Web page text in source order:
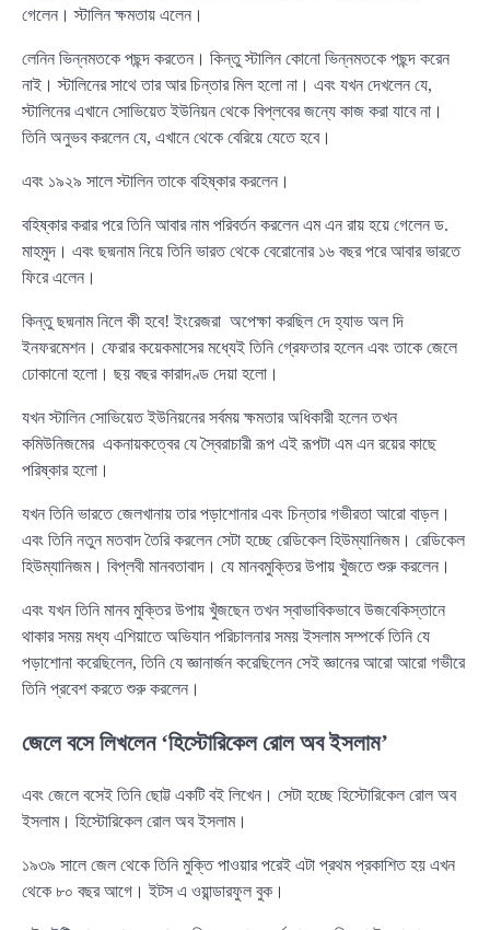
গেলেন। স্টালিন ক্ষমতায় এলেন।
লেনিন ভিন্নমতকে পছন্দ করতেন। কিন্তু স্টালিন কোনো ভিন্নমতকে পছন্দ করেন
নাই। স্টালিনের সাথে তার আর চিন্তার মিল হলো না। এবং যখন দেখলেন যে,
স্টালিনের এখানে সোভিয়েত ইউনিয়ন থেকে বিপ্লবের জন্যে কাজ করা যাবে না।
তিনি অনুভব করলেন যে, এখানে থেকে বেরিয়ে যেতে হবে।
এবং ১৯২৯ সালে স্টালিন তাকে বহিষ্কার করলেন।
বহিষ্কার করার পরে তিনি আবার নাম পরিবর্তন করলেন এম এন রায় হয়ে গেলেন ড.
মাহমুদ। এবং ছদ্মনাম নিয়ে তিনি ভারত থেকে বেরোনোর ১৬ বছর পরে আবার ভারতে
ফিরে এলেন।
কিন্তু ছদ্মনাম নিলে কী হবে! ইংরেজরা অপেক্ষা করছিল দে হ্যাভ অল দি
ইনফরমেশন। ফেরার কয়েকমাসের মধ্যেই তিনি গ্রেফতার হলেন এবং তাকে জেলে
ঢোকানো হলো। ছয় বছর কারাদণ্ড দেয়া হলো।
যখন স্টালিন সোভিয়েত ইউনিয়নের সর্বময় ক্ষমতার অধিকারী হলেন তখন
কমিউনিজমের একনায়কত্বের যে স্বৈরাচারী রূপ এই রূপটা এম এন রয়ের কাছে
পরিষ্কার হলো।
যখন তিনি ভারতে জেলখানায় তার পড়াশোনার এবং চিন্তার গভীরতা আরো বাড়ল।
এবং তিনি নতুন মতবাদ তৈরি করলেন সেটা হচ্ছে রেডিকেল হিউম্যানিজম। রেডিকেল
হিউম্যানিজম। বিপ্লবী মানবতাবাদ। যে মানবমুক্তির উপায় খুঁজতে শুরু করলেন।
এবং যখন তিনি মানব মুক্তির উপায় খুঁজছেন তখন স্বাভাবিকভাবে উজবেকিস্তানে
থাকার সময় মধ্য এশিয়াতে অভিযান পরিচালনার সময় ইসলাম সম্পর্কে তিনি যে
পড়াশোনা করেছিলেন, তিনি যে জ্ঞানার্জন করেছিলেন সেই জ্ঞানের আরো আরো গভীরে
তিনি প্রবেশ করতে শুরু করলেন।
জেলে বসে লিখলেন ‘হিস্টোরিকেল রোল অব ইসলাম’
এবং জেলে বসেই তিনি ছোট্ট একটি বই লিখেন। সেটা হচ্ছে হিস্টোরিকেল রোল অব
ইসলাম। হিস্টোরিকেল রোল অব ইসলাম।
১৯৩৯ সালে জেল থেকে তিনি মুক্তি পাওয়ার পরেই এটা প্রথম প্রকাশিত হয় এখন
থেকে ৮০ বছর আগে। ইটস এ ওয়ান্ডারফুল বুক।